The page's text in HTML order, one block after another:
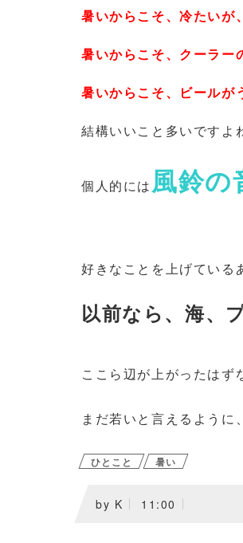
暑いからこそ、冷たいが
暑いからこそ、クーラー
暑いからこそ、ビールが
結構いいこと多いですよ
個人的には 風鈴の
好きなことを上げている
以前なら、海、
ここら辺が上がったはず
まだ若いと言えるよう
ひとこと 暑い
by K 11:00